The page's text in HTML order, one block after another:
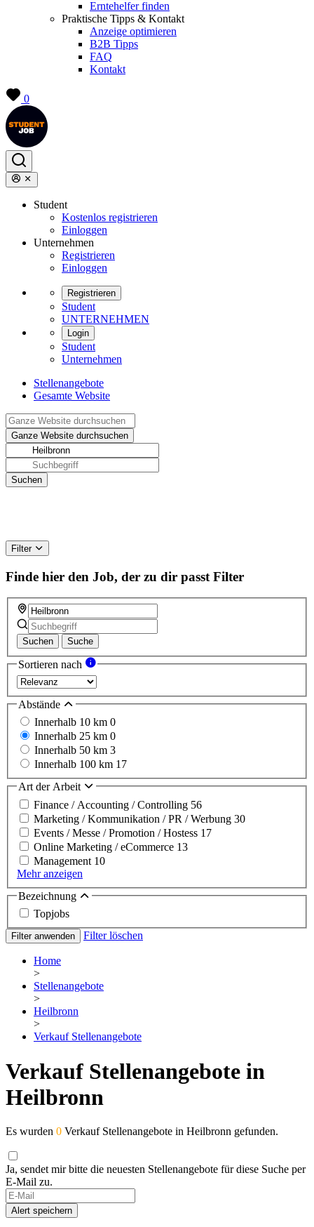
Erntehelfer finden
Praktische Tipps & Kontakt
Anzeige optimieren
B2B Tipps
FAQ
Kontakt
0
Student
Kostenlos registrieren
Einloggen
Unternehmen
Registrieren
Einloggen
Registrieren
Student
UNTERNEHMEN
Login
Student
Unternehmen
Stellenangebote
Gesamte Website
Filter
Finde hier den Job, der zu dir passt Filter
Suchen Suche
Sortieren nach
Abstände
Innerhalb 10 km 0
Innerhalb 25 km 0
Innerhalb 50 km 3
Innerhalb 100 km 17
Art der Arbeit
Finance / Accounting / Controlling 56
Marketing / Kommunikation / PR / Werbung 30
Events / Messe / Promotion / Hostess 17
Online Marketing / eCommerce 13
Management 10
Mehr anzeigen
Bezeichnung
Topjobs
Filter anwenden Filter löschen
Home
>
Stellenangebote
>
Heilbronn
>
Verkauf Stellenangebote
Verkauf Stellenangebote in
Heilbronn
Es wurden 0 Verkauf Stellenangebote in Heilbronn gefunden.
Ja, sendet mir bitte die neuesten Stellenangebote für diese Suche per
E-Mail zu.
Alert speichern